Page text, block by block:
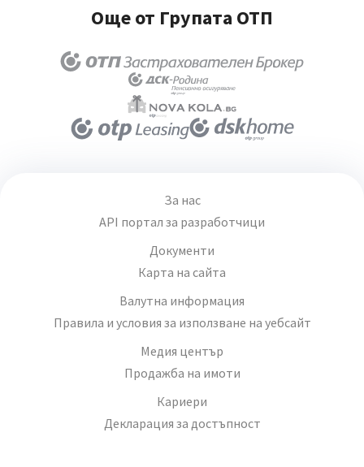
Още от Групата ОТП
За нас
API портал за разработчици
Документи
Карта на сайта
Валутна информация
Правила и условия за използване на уебсайт
Медия център
Продажба на имоти
Кариери
Декларация за достъпност